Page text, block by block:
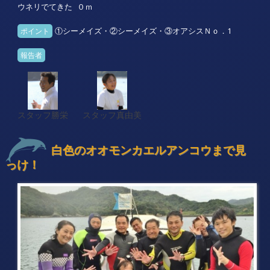
ウネリでてきた
０ｍ
ポイント ①シーメイズ・②シーメイズ・③オアシスＮｏ．1
報告者
スタッフ勝栄 スタッフ真由美
白色のオオモンカエルアンコウまで見
っけ！